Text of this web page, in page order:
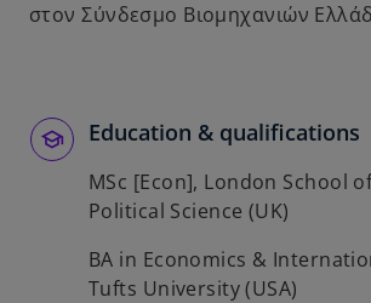
στον Σύνδεσμο Βιομηχανιών
Education & qualifications
MSc [Econ], London School
Political Science (UK)
BA in Economics &
Tufts University (USA)